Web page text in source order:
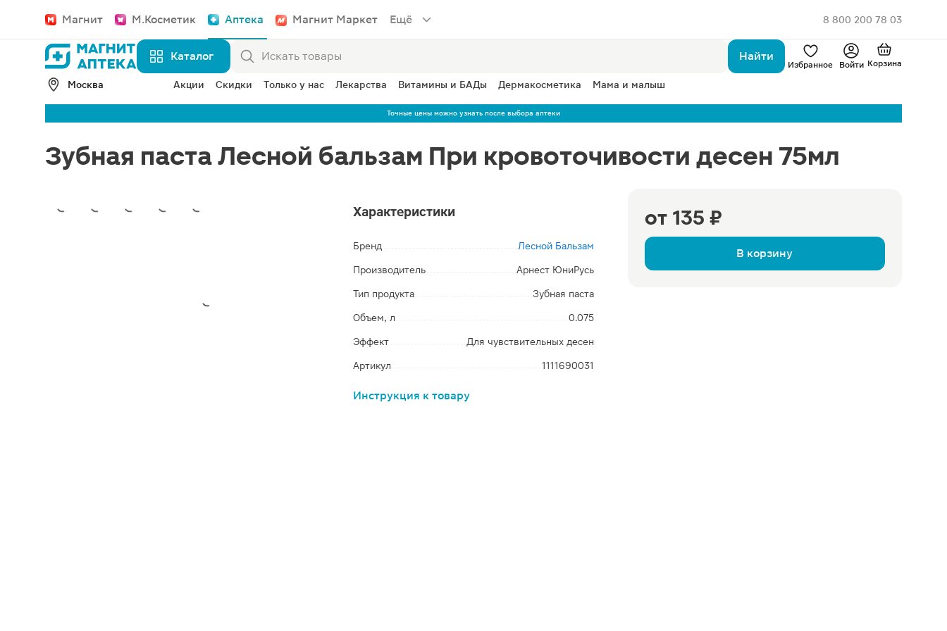
Магнит М.Косметик Аптека Магнит Маркет Ещё 8 800 200 78 03
Каталог Найти
Избранное Войти Корзина
Москва Акции Скидки Только у нас Лекарства Витамины и БАДы Дермакосметика Мама и малыш
Точные цены можно узнать после выбора аптеки
Зубная паста Лесной бальзам При кровоточивости десен 75мл
от 135 ₽
В корзину
Характеристики
Бренд Лесной Бальзам
Производитель Арнест ЮниРусь
Тип продукта Зубная паста
Объем, л 0.075
Эффект Для чувствительных десен
Артикул 1111690031
Инструкция к товару